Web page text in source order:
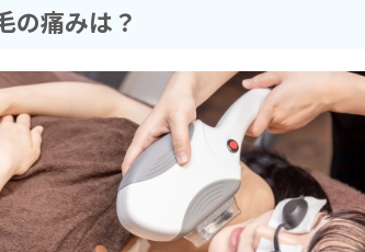
の痛みは？